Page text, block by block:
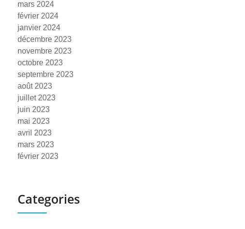
mars 2024
février 2024
janvier 2024
décembre 2023
novembre 2023
octobre 2023
septembre 2023
août 2023
juillet 2023
juin 2023
mai 2023
avril 2023
mars 2023
février 2023
Categories